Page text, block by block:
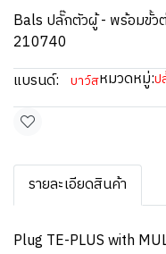
Bals ปลั๊กตัวผู้ - พร้อมขั้ว
210740
แบรนด์:
บาว์สหมวดหมู่:ป
รายละเอียดสินค้า
Plug TE-PLUS with